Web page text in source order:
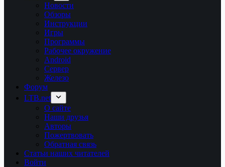
Новости
Обзоры
Инструкции
Игры
Программы
Рабочее окружение
Android
Сервер
Железо
Форум
LTB.net
О сайте
Наши друзья
Авторы
Пожертвовать
Обратная связь
Статьи наших читателей
Войти